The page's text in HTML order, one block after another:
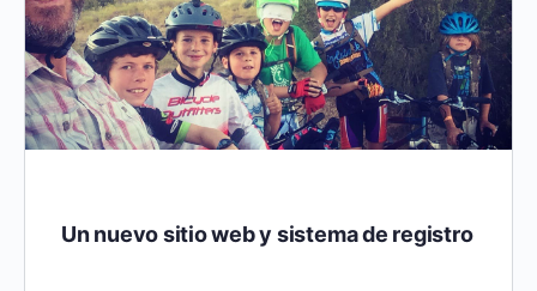
Un nuevo sitio web y sistema de registro